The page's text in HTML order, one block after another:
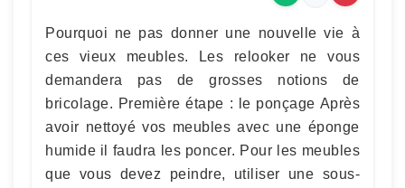
Pourquoi ne pas donner une nouvelle vie à
ces vieux meubles. Les relooker ne vous
demandera pas de grosses notions de
bricolage. Première étape : le ponçage Après
avoir nettoyé vos meubles avec une éponge
humide il faudra les poncer. Pour les meubles
que vous devez peindre, utiliser une sous-